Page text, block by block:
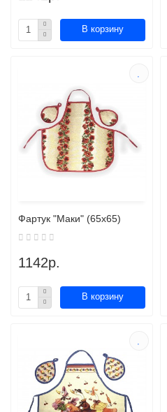
В корзину
Фартук "Маки" (65х65)
1142р.
В корзину